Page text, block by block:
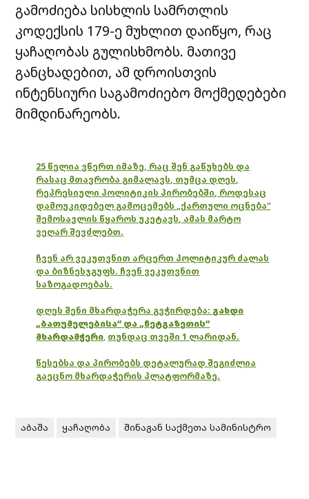
გამოძიება სისხლის სამრთლის
კოდექსის 179-ე მუხლით დაიწყო, რაც
ყაჩაღობას გულისხმობს. მათივე
განცხადებით, ამ დროისთვის
ინტენსიური საგამოძიებო მოქმედებები
მიმდინარეობს.
25 წელია ვწერთ იმაზე, რაც შენ გაწუხებს და
რასაც მთავრობა გიმალავს, თუმცა დღეს,
რეპრესიული პოლიტიკის პირობებში, როდესაც
დამოუკიდებელ გამოცემებს „ქართული ოცნება“
შემოსავლის წყაროს უკეტავს, ამას მარტო
ვეღარ შევძლებთ.
ჩვენ არ ვეკუთვნით არცერთ პოლიტიკურ ძალას
და ბიზნესჯგუფს. ჩვენ ვეკუთვნით
საზოგადოებას.
დღეს შენი მხარდაჭერა გვჭირდება: გახდი
„ბათუმელებისა“ და „ნეტგაზეთის“
მხარდამჭერი, თუნდაც თვეში 1 ლარიდან.
წესებსა და პირობებს დეტალურად შეგიძლია
გაეცნო მხარდაჭერის პლატფორმაზე.
აბაშა ყაჩაღობა შინაგან საქმეთა სამინისტრო